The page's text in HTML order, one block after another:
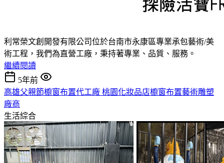
利常榮文創開發有限公司位於台南市永康區專業承包藝術/美
術工程，我們為直營工廠，秉持著專業、品質、服務。
繼續閱讀
5年前
高雄父親節櫥窗布置代工廠 桃園化妝品店櫥窗布置藝術雕塑
廠商
生活綜合